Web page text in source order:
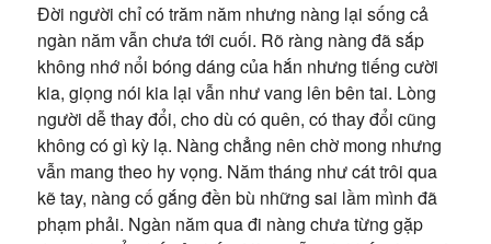
Đời người chỉ có trăm năm nhưng nàng lại sống cả
ngàn năm vẫn chưa tới cuối. Rõ ràng nàng đã sắp
không nhớ nổi bóng dáng của hắn nhưng tiếng cười
kia, giọng nói kia lại vẫn như vang lên bên tai. Lòng
người dễ thay đổi, cho dù có quên, có thay đổi cũng
không có gì kỳ lạ. Nàng chẳng nên chờ mong nhưng
vẫn mang theo hy vọng. Năm tháng như cát trôi qua
kẽ tay, nàng cố gắng đền bù những sai lầm mình đã
phạm phải. Ngàn năm qua đi nàng chưa từng gặp